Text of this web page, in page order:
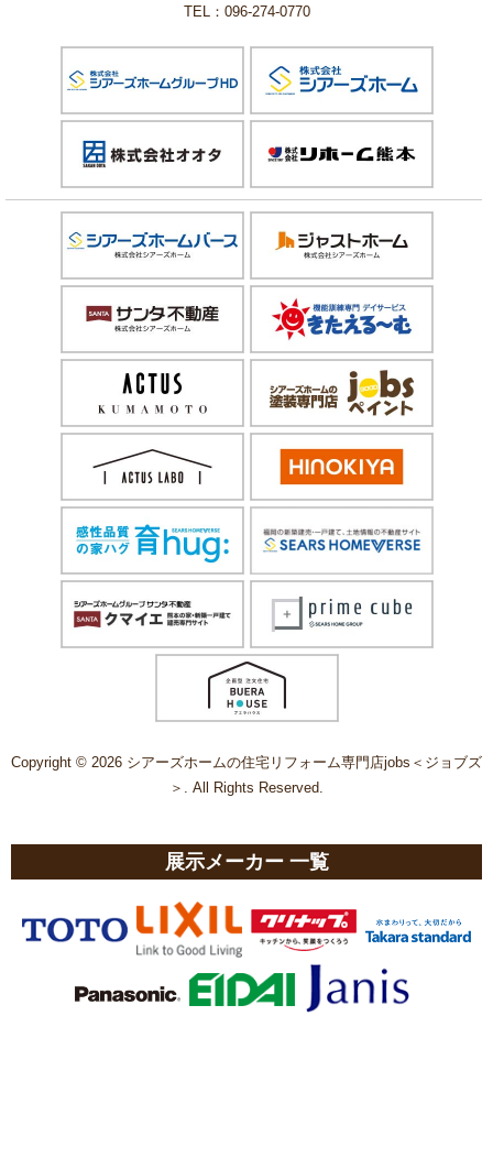
TEL：096-274-0770
Copyright © 2026 シアーズホームの住宅リフォーム専門店jobs＜ジョブズ
＞. All Rights Reserved.
展示メーカー 一覧